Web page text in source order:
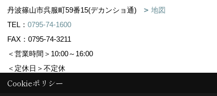
丹波篠山市呉服町59番15(デカンショ通)
地図
TEL： 0795-74-1600
FAX：0795-74-3211
＜営業時間＞10:00～16:00
＜定休日＞不定休
Cookieポリシー